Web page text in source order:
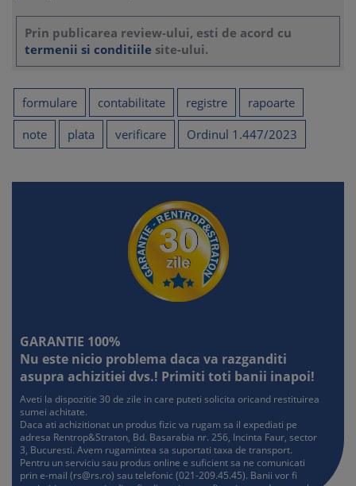
Prin publicarea review-ului, esti de acord cu
termenii si conditiile site-ului.
formulare contabilitate registre
rapoarte
note
plata verificare Ordinul 1.447/2023
GARANTIE 100%
Nu este nicio problema daca va razganditi
asupra achizitiei dvs.! Primiti toti banii inapoi!
Aveti la dispozitie 30 de zile in care puteti solicita oricand restituirea
sumei achitate.
Daca ati achizitionat un produs fizic va rugam sa il expediati pe
adresa Rentrop&Straton, Bd. Basarabia nr. 256, Incinta Faur, sector
3, Bucuresti. Avem rugamintea sa suportati taxa de transport.
Pentru un serviciu sau produs online e suficient sa ne comunicati
prin e-mail (rs@rs.ro) sau telefonic (021-209.45.45). Banii vor fi